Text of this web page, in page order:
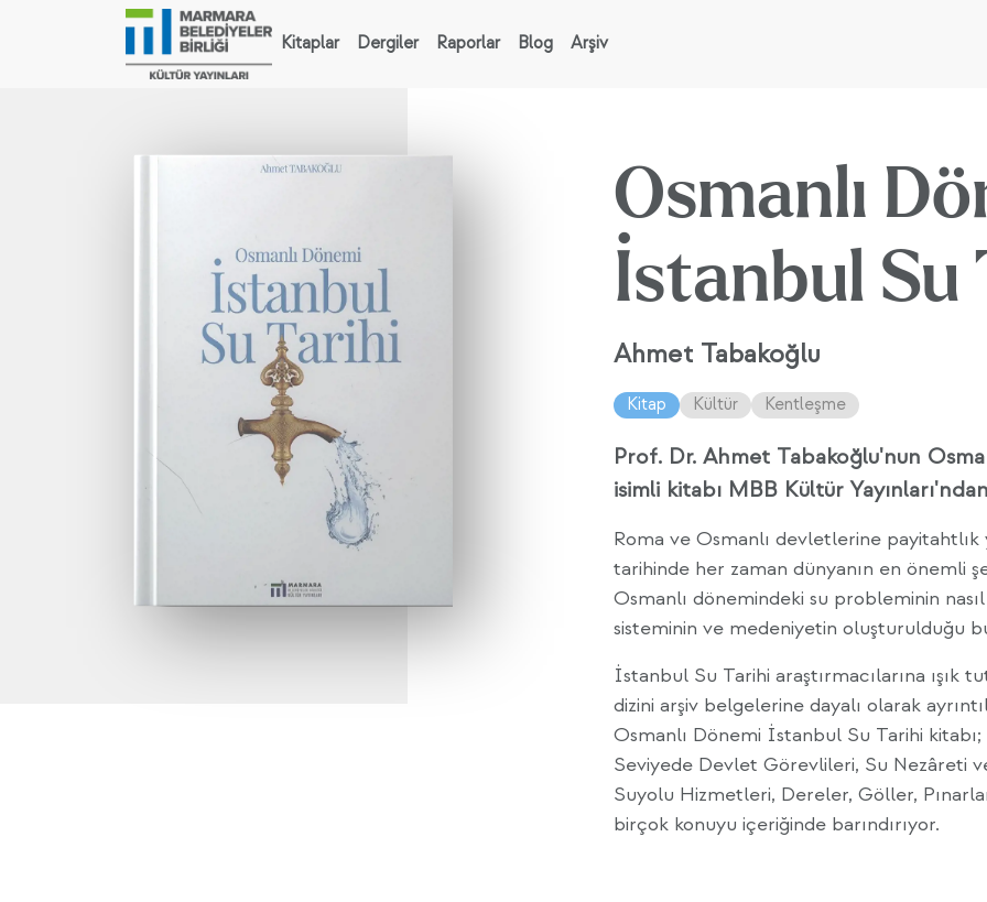
Kitaplar Dergiler Raporlar Blog Arşiv
Osmanlı
İstanbul Su
Ahmet Tabakoğlu
Kitap Kültür Kentleşme
Prof. Dr. Ahmet Tabakoğlu'nun
isimli kitabı MBB Kültür
Roma ve Osmanlı devletlerine payitahtlık
tarihinde her zaman dünyanın en önemli
Osmanlı dönemindeki su probleminin
sisteminin ve medeniyetin oluşturulduğu
İstanbul Su Tarihi araştırmacılarına ışık
dizini arşiv belgelerine dayalı olarak
Osmanlı Dönemi İstanbul Su Tarihi
Seviyede Devlet Görevlileri, Su Nezâreti
Suyolu Hizmetleri, Dereler, Göller,
birçok konuyu içeriğinde barındırıyor.